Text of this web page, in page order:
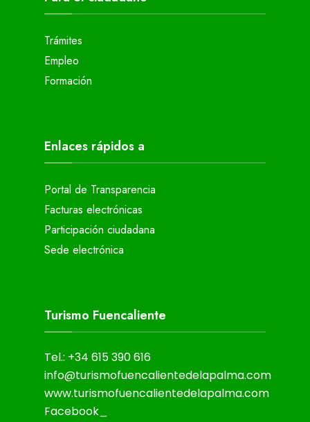
Trámites
Empleo
Formación
Enlaces rápidos a
Portal de Transparencia
Facturas electrónicas
Participación ciudadana
Sede electrónica
Turismo Fuencaliente
Tel.: +34 615 390 616
info@turismofuencalientedelapalma.com
www.turismofuencalientedelapalma.com
Facebook_